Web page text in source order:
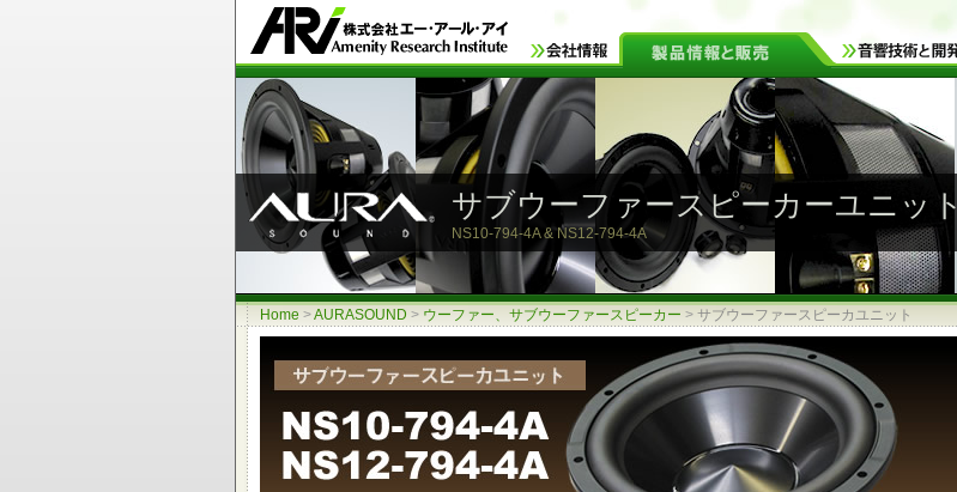
サブウーファースピーカーユニット
NS10-794-4A & NS12-794-4A
Home >AURASOUND > ウーファー、サブウーファースピーカー > サブウーファースピーカユニット
最大エクスカッション2インチ ハイパワー、低歪み率 耐熱ネオジウム防磁設計
アルミコーン ラバーエッジ ダイキャストフレーム 10インチ(268mm)400W / 12インチ(317mm)400W
NRT(ネオジウム・ラジアル・テクノロジー)